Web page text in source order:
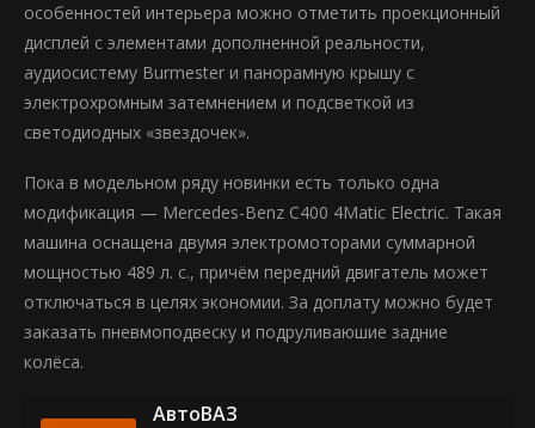
особенностей интерьера можно отметить проекционный
дисплей с элементами дополненной реальности,
аудиосистему Burmester и панорамную крышу с
электрохромным затемнением и подсветкой из
светодиодных «звездочек».
Пока в модельном ряду новинки есть только одна
модификация — Mercedes-Benz C400 4Matic Electric. Такая
машина оснащена двумя электромоторами суммарной
мощностью 489 л. с., причём передний двигатель может
отключаться в целях экономии. За доплату можно будет
заказать пневмоподвеску и подруливаюшие задние
колёса.
АвтоВАЗ